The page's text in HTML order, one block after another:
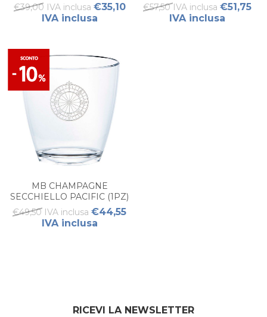
€39,00 IVA inclusa €35,10
IVA inclusa
€57,50 IVA inclusa €51,75
IVA inclusa
MB CHAMPAGNE
SECCHIELLO PACIFIC (1PZ)
€49,50 IVA inclusa €44,55
IVA inclusa
RICEVI LA NEWSLETTER